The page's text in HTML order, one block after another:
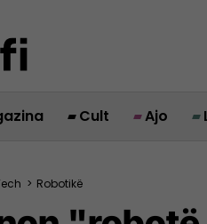
Cult Ajo
> Robotikë